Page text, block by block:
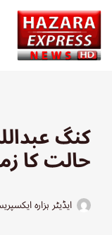
Skip
to
کنگ
حالت کا
ایڈیٹر ہزارہ